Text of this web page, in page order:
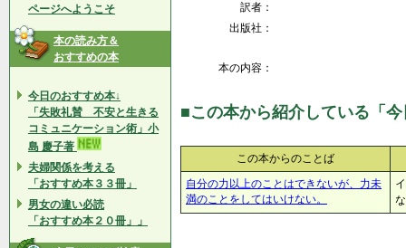
ページへようこそ
本の読み方＆
おすすめの本
今日のおすすめ本↓
「失敗礼賛 不安と生きる
コミュニケーション術」小
島 慶子著
夫婦関係を考える
「おすすめ本３３冊」
男女の違い必読
「おすすめ本２０冊」」
訳者：
出版社：
本の内容：
■この本から紹介している「
この本からのことば
自分の力以上のことはできないが、力未
満のことをしてはいけない。